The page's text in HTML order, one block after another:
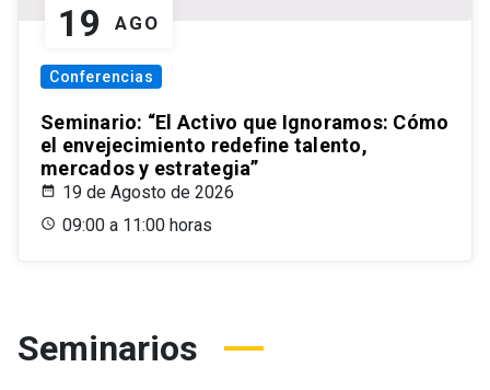
19 AGO
Conferencias
Seminario: “El Activo que Ignoramos: Cómo
el envejecimiento redefine talento,
mercados y estrategia”
19 de Agosto de 2026
09:00 a 11:00 horas
Seminarios